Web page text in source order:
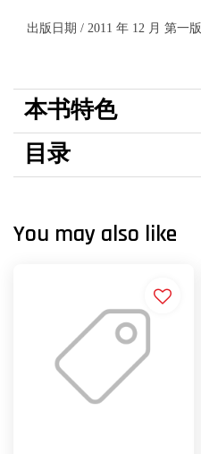
出版日期 / 2011 年 12 月 第一版
本书特色
目录
You may also like